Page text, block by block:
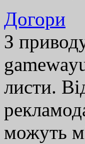
Догори
З
листи.
можуть